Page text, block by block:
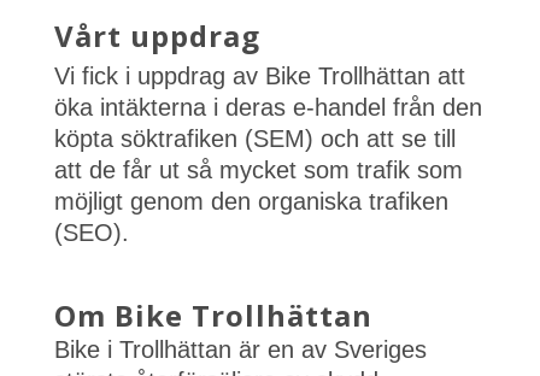
Vårt uppdrag
Vi fick i uppdrag av Bike Trollhättan att
öka intäkterna i deras e-handel från den
köpta söktrafiken (SEM) och att se till
att de får ut så mycket som trafik som
möjligt genom den organiska trafiken
(SEO).
Om Bike Trollhättan
Bike i Trollhättan är en av Sveriges